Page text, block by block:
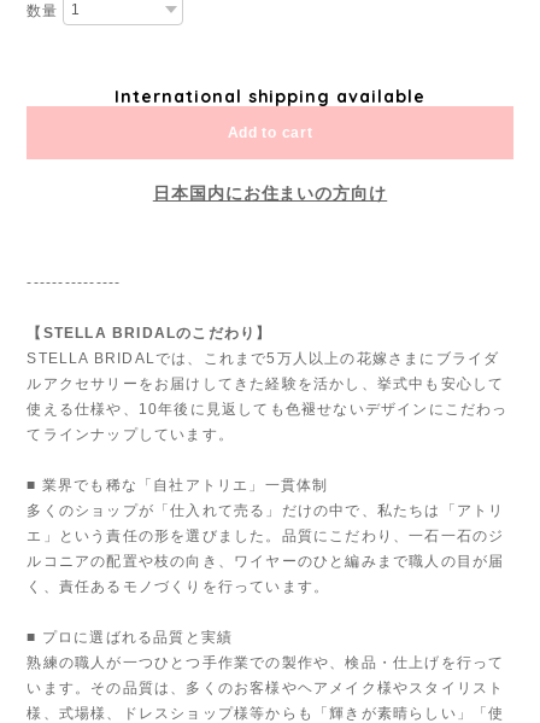
数量
International shipping available
Add to cart
日本国内にお住まいの方向け
---------------
【STELLA BRIDALのこだわり】
STELLA BRIDALでは、これまで5万人以上の花嫁さまにブライダ
ルアクセサリーをお届けしてきた経験を活かし、挙式中も安心して
使える仕様や、10年後に見返しても色褪せないデザインにこだわっ
てラインナップしています。
■ 業界でも稀な「自社アトリエ」一貫体制
多くのショップが「仕入れて売る」だけの中で、私たちは「アトリ
エ」という責任の形を選びました。品質にこだわり、一石一石のジ
ルコニアの配置や枝の向き、ワイヤーのひと編みまで職人の目が届
く、責任あるモノづくりを行っています。
■ プロに選ばれる品質と実績
熟練の職人が一つひとつ手作業での製作や、検品・仕上げを行って
います。その品質は、多くのお客様やヘアメイク様やスタイリスト
様、式場様、ドレスショップ様等からも「輝きが素晴らしい」「使